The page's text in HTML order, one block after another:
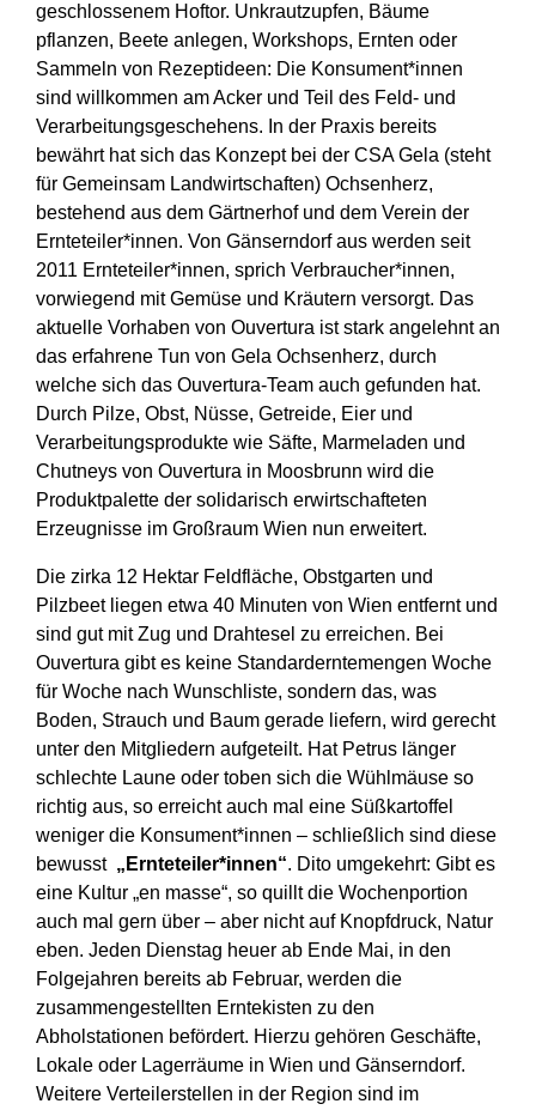
geschlossenem Hoftor. Unkrautzupfen, Bäume
pflanzen, Beete anlegen, Workshops, Ernten oder
Sammeln von Rezeptideen: Die Konsument*innen
sind willkommen am Acker und Teil des Feld- und
Verarbeitungsgeschehens. In der Praxis bereits
bewährt hat sich das Konzept bei der CSA Gela (steht
für Gemeinsam Landwirtschaften) Ochsenherz,
bestehend aus dem Gärtnerhof und dem Verein der
Ernteteiler*innen. Von Gänserndorf aus werden seit
2011 Ernteteiler*innen, sprich Verbraucher*innen,
vorwiegend mit Gemüse und Kräutern versorgt. Das
aktuelle Vorhaben von Ouvertura ist stark angelehnt an
das erfahrene Tun von Gela Ochsenherz, durch
welche sich das Ouvertura-Team auch gefunden hat.
Durch Pilze, Obst, Nüsse, Getreide, Eier und
Verarbeitungsprodukte wie Säfte, Marmeladen und
Chutneys von Ouvertura in Moosbrunn wird die
Produktpalette der solidarisch erwirtschafteten
Erzeugnisse im Großraum Wien nun erweitert.
Die zirka 12 Hektar Feldfläche, Obstgarten und
Pilzbeet liegen etwa 40 Minuten von Wien entfernt und
sind gut mit Zug und Drahtesel zu erreichen. Bei
Ouvertura gibt es keine Standarderntemengen Woche
für Woche nach Wunschliste, sondern das, was
Boden, Strauch und Baum gerade liefern, wird gerecht
unter den Mitgliedern aufgeteilt. Hat Petrus länger
schlechte Laune oder toben sich die Wühlmäuse so
richtig aus, so erreicht auch mal eine Süßkartoffel
weniger die Konsument*innen – schließlich sind diese
bewusst „Ernteteiler*innen“. Dito umgekehrt: Gibt es
eine Kultur „en masse“, so quillt die Wochenportion
auch mal gern über – aber nicht auf Knopfdruck, Natur
eben. Jeden Dienstag heuer ab Ende Mai, in den
Folgejahren bereits ab Februar, werden die
zusammengestellten Erntekisten zu den
Abholstationen befördert. Hierzu gehören Geschäfte,
Lokale oder Lagerräume in Wien und Gänserndorf.
Weitere Verteilerstellen in der Region sind im